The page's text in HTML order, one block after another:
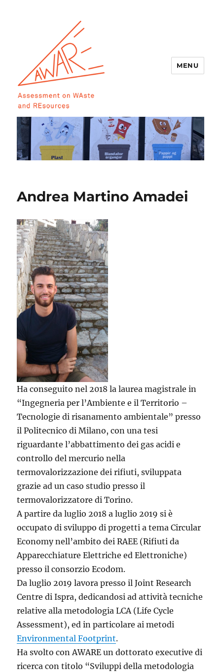
AWARE
MENU
Andrea Martino Amadei
Ha conseguito nel 2018 la laurea magistrale in
“Ingegneria per l’Ambiente e il Territorio –
Tecnologie di risanamento ambientale” presso
il Politecnico di Milano, con una tesi
riguardante l’abbattimento dei gas acidi e
controllo del mercurio nella
termovalorizzazione dei rifiuti, sviluppata
grazie ad un caso studio presso il
termovalorizzatore di Torino.
A partire da luglio 2018 a luglio 2019 si è
occupato di sviluppo di progetti a tema Circular
Economy nell’ambito dei RAEE (Rifiuti da
Apparecchiature Elettriche ed Elettroniche)
presso il consorzio Ecodom.
Da luglio 2019 lavora presso il Joint Research
Centre di Ispra, dedicandosi ad attività tecniche
relative alla metodologia LCA (Life Cycle
Assessment), ed in particolare ai metodi
Environmental Footprint.
Ha svolto con AWARE un dottorato executive di
ricerca con titolo “Sviluppi della metodologia